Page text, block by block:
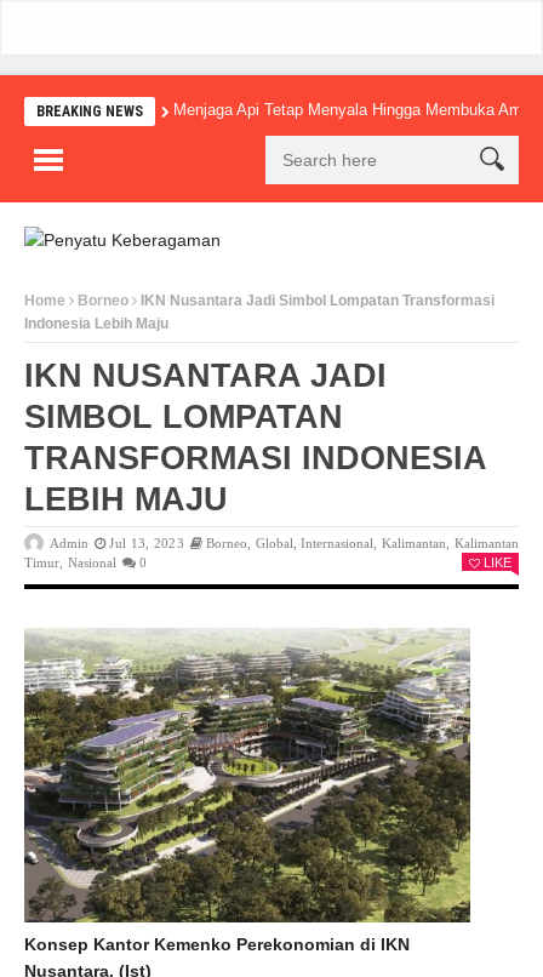
BREAKING NEWS Menjaga Api Tetap Menyala Hingga Membuka
Home Borneo
IKN Nusantara Jadi Simbol Lompatan Transformasi
Indonesia Lebih Maju
IKN NUSANTARA JADI
SIMBOL LOMPATAN
TRANSFORMASI INDONESIA
LEBIH MAJU
Admin Jul 13, 2023 Borneo Global ,Internasional ,Kalimantan
Kalimantan
Timur Nasional 0 LIKE
Konsep Kantor Kemenko Perekonomian di IKN
Nusantara. (Ist)